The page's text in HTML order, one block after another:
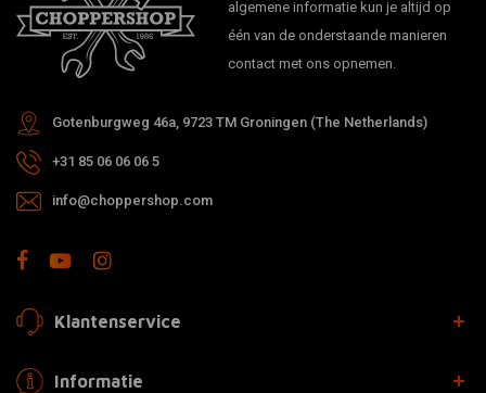
algemene informatie kun je altijd op
één van de onderstaande manieren
contact met ons opnemen.
Gotenburgweg 46a, 9723 TM Groningen (The Netherlands)
+31 85 06 06 06 5
info@choppershop.com
Klantenservice
Informatie